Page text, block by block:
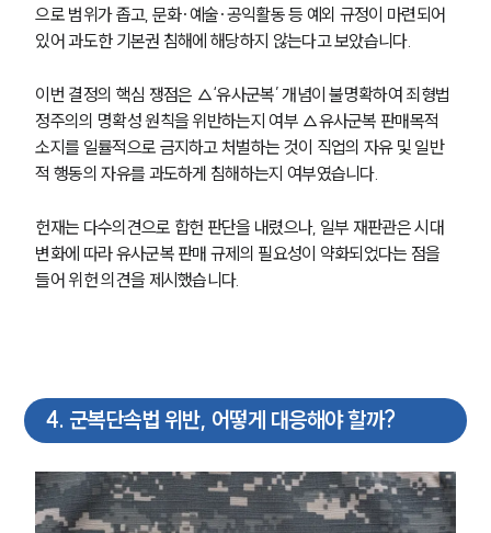
대륜의 강점
오시는 길
글로벌 파트너 로펌
고객의 소리
통합검색
AI대륜
으로 범위가 좁고, 문화·예술·공익활동 등 예외 규정이 마련되어
있어 과도한 기본권 침해에 해당하지 않는다고 보았습니다.
이번 결정의 핵심 쟁점은 △‘유사군복’ 개념이 불명확하여 죄형법
정주의의 명확성 원칙을 위반하는지 여부 △유사군복 판매목적
소지를 일률적으로 금지하고 처벌하는 것이 직업의 자유 및 일반
적 행동의 자유를 과도하게 침해하는지 여부였습니다.
헌재는 다수의견으로 합헌 판단을 내렸으나, 일부 재판관은 시대
변화에 따라 유사군복 판매 규제의 필요성이 약화되었다는 점을
들어 위헌 의견을 제시했습니다.
4. 군복단속법 위반, 어떻게 대응해야 할까?